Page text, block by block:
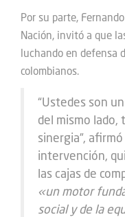
Por su parte,
Nación, invitó a que
luchando en defensa
colombianos.
“Ustedes son
del mismo
sinergia”,
intervención,
las cajas de
«un motor
social y de la